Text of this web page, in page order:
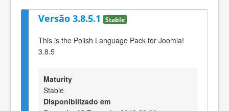
Versão 3.8.5.1 Stable
This is the Polish Language Pack for Joomla!
3.8.5
Maturity
Stable
Disponibilizado em